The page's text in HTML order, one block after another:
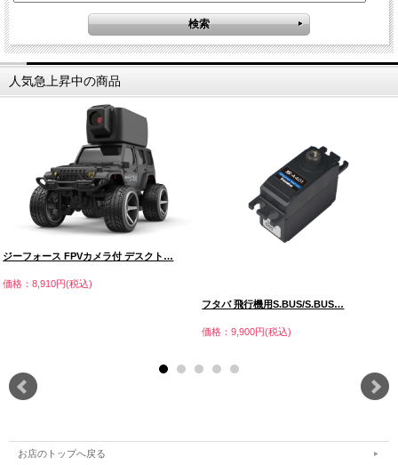
人気急上昇中の商品
ジーフォース FPVカメラ付 デスクト…
価格：8,910円(税込)
フタバ 飛行機用S.BUS/S.BUS…
価格：9,900円(税込)
お店のトップへ戻る